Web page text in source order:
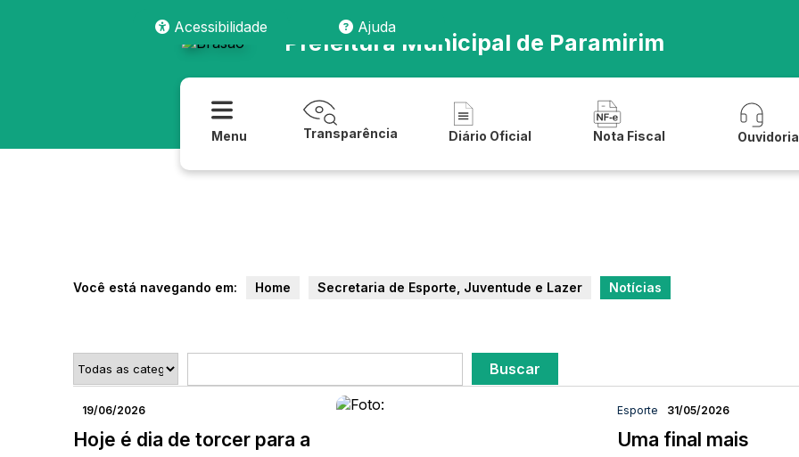
Acessibilidade
Ajuda
Prefeitura Municipal de Paramirim
Menu Transparência Diário Oficial Nota Fiscal Ouvidoria
Você está navegando em: Home Secretaria de Esporte, Juventude e Lazer Notícias
19/06/2026
Hoje é dia de torcer para a
Esporte 31/05/2026
Uma final mais